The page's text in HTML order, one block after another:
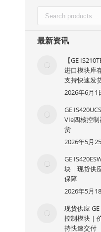
最新资讯
【GE
进口模块库
支持快速发
2026年6月1
GE
VIe四核控
货
2026年5月
GE
块｜现货供
保障
2026年5月
现货供应
控制模块｜
持快速交付